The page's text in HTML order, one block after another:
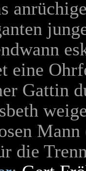
eine
Gattin
die